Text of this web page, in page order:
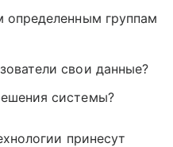
определенным группам
свои данные?
системы?
принесут